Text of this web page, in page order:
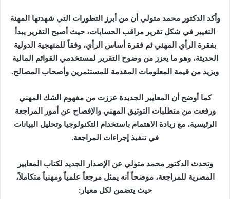
وأكد الدكتور محمد متولي أن من أبرز التطورات التي شهدتها المهنة
التغيير في شكل تقرير مراقب الحسابات، حيث أصبح التقرير يبدأ
بفقرة الرأي المهني ثم فقرة أساس الرأي، وفقاً للمنهجية الدولية
الحديثة، وهو ما يعزز من وضوح التقرير لمستخدمي القوائم المالية
ويزيد من قيمة المعلومات المقدمة للمستثمرين وأصحاب المصالح.
كما أوضح أن المعايير الجديدة عززت من مفهوم الشك المهني
ورفعت من متطلبات التوثيق المهني والإفصاح عن أمور المراجعة
الرئيسية، مع زيادة الاهتمام باستخدام التكنولوجيا وتحليل البيانات
في تنفيذ إجراءات المراجعة.
وتحدث الدكتور محمد متولي عن الإصدار الجديد لكتاب المعايير
المصرية للمراجعة، موضحاً أنه يمثل مرجعاً علمياً ومهنياً متكاملاً،
حيث يتضمن لكل معيار: